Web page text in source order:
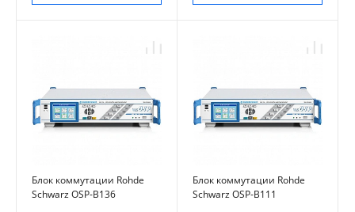
Блок коммутации Rohde
Schwarz OSP-B136
Блок коммутации Rohde
Schwarz OSP-B111